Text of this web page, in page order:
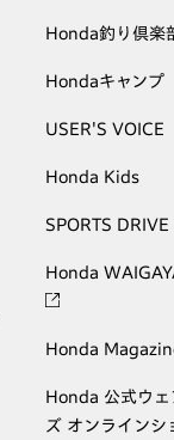
Honda釣り倶楽
Hondaキャンプ
USER'S VOICE
Honda Kids
SPORTS DRIVE
Honda
Honda
Honda 公式ウェ
ズ オンラインシ